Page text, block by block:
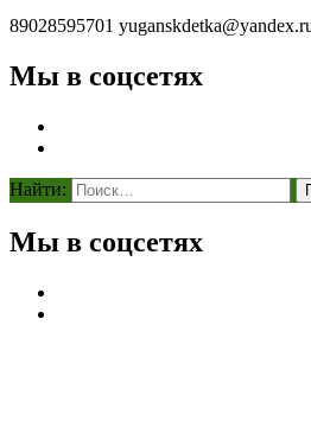
89028595701
Мы в соцсетях
Найти:
Мы в соцсетях